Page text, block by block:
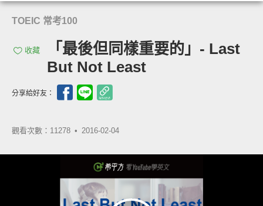
TOEIC 常考100
收藏
「最後但同樣重要的」- Last
But Not Least
分享給好友：
觀看次數：11278 • 2016-02-04